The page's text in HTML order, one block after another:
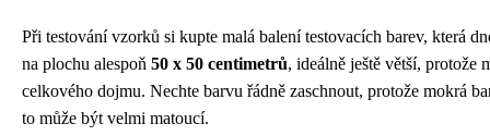
Při testování vzorků si kupte malá balení testovacích barev, která
na plochu alespoň 50 x 50 centimetrů, ideálně ještě větší, protože
celkového dojmu. Nechte barvu řádně zaschnout, protože mokrá
to může být velmi matoucí.